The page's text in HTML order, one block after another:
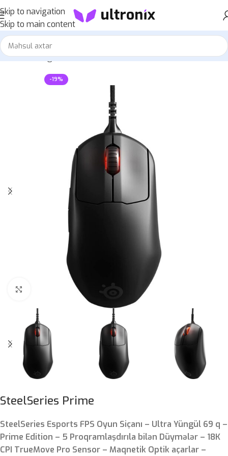
Skip to navigation
Skip to main content
Home»Mağaza»SteelSeries Prime
-19%
Böyütmək üçün klikləyin
SteelSeries Prime
SteelSeries Esports FPS Oyun Siçanı – Ultra Yüngül 69 q –
Prime Edition – 5 Proqramlaşdırıla bilən Düymələr – 18K
CPI TrueMove Pro Sensor – Maqnetik Optik açarlar –